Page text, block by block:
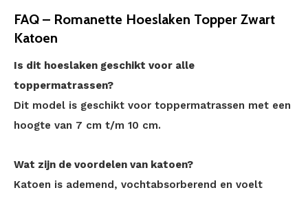
FAQ – Romanette Hoeslaken Topper Zwart
Katoen
Is dit hoeslaken geschikt voor alle
toppermatrassen?
Dit model is geschikt voor toppermatrassen met een
hoogte van 7 cm t/m 10 cm.
Wat zijn de voordelen van katoen?
Katoen is ademend, vochtabsorberend en voelt